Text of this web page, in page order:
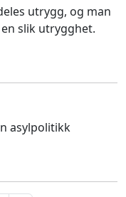
utrygg, og man
slik utrygghet.
asylpolitikk